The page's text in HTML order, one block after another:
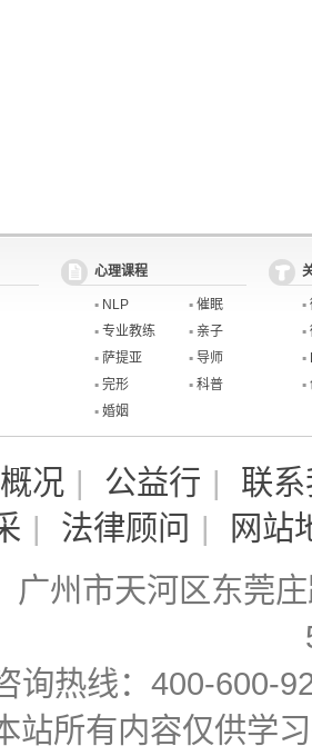
心理课程
▪ NLP ▪ 催眠
▪ 专业教练 ▪ 亲子
▪ 萨提亚 ▪ 导师
▪ 完形 ▪ 科普
▪ 婚姻
▪
▪
▪
▪
况 | 公益行 |
联
| 法律顾问 |
网站
广州市天河区东莞
询热线：400-
站所有内容仅供学